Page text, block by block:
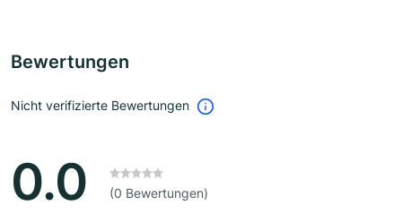
Bewertungen
Nicht verifizierte Bewertungen
0.0 (0 Bewertungen)